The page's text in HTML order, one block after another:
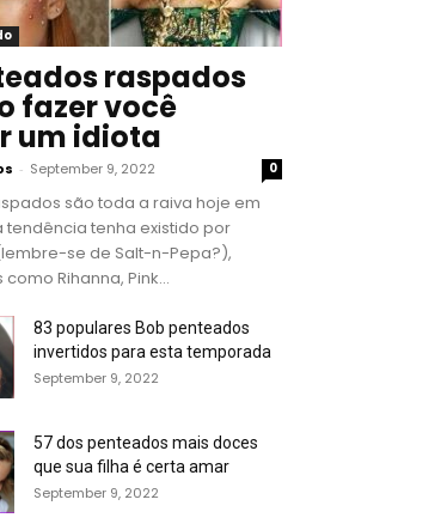
raspados
fazer você
um idiota
- September 9, 2022 0
são toda a raiva hoje em
tendência tenha existido por
se de Salt-n-Pepa?),
Rihanna, Pink...
83 populares Bob penteados
invertidos para esta temporada
September 9, 2022
57 dos penteados mais doces
que sua filha é certa amar
September 9, 2022